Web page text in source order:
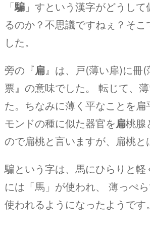
「騙 」すという漢字がどうし
るのか？不思議ですねぇ？そ
した。
旁の『扁 』は、戸(薄い扉)に冊
票』の意味でした。 転じて、
た。ちなみに薄く平なことを
モンドの種に似た器官を扁桃腺
ので扁桃と言いますが、扁桃と
騙という字は、馬にひらりと
には「馬」が使われ、 薄っぺ
使われるようになったようです。